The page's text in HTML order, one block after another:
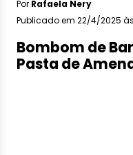
Por Rafaela Nery
Publicado em 22/4/2025
Bombom de
Pasta de